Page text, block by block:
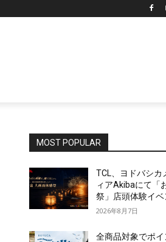
MOST POPULAR
TCL、ヨドバシカ
ィアAkibaにて「
祭」店頭体験イ
2026年8月7日
全商品対象でポ